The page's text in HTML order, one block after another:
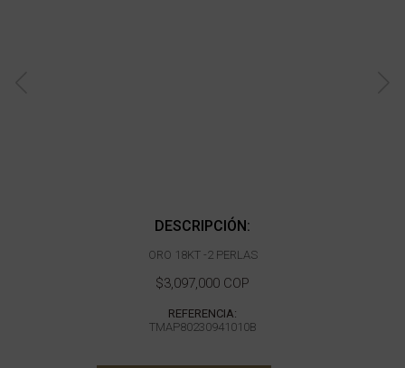
DESCRIPCIÓN:
ORO 18KT -2 PERLAS
$3,097,000 COP
REFERENCIA:
TMAP80230941010B